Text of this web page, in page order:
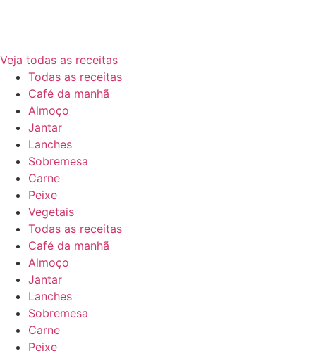
Veja todas as receitas
Todas as receitas
Café da manhã
Almoço
Jantar
Lanches
Sobremesa
Carne
Peixe
Vegetais
Todas as receitas
Café da manhã
Almoço
Jantar
Lanches
Sobremesa
Carne
Peixe